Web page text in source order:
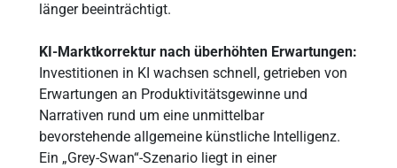
länger beeinträchtigt.
KI-Marktkorrektur nach überhöhten Erwartungen:
Investitionen in KI wachsen schnell, getrieben von
Erwartungen an Produktivitätsgewinne und
Narrativen rund um eine unmittelbar
bevorstehende allgemeine künstliche Intelligenz.
Ein „Grey-Swan“-Szenario liegt in einer